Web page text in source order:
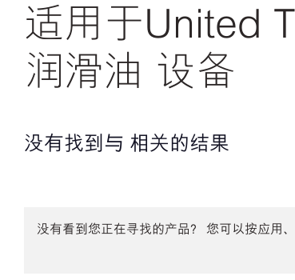
适用于United
润滑油 设备
没有找到与 相关的结果
没有看到您正在寻找的产品？ 您可以按应用